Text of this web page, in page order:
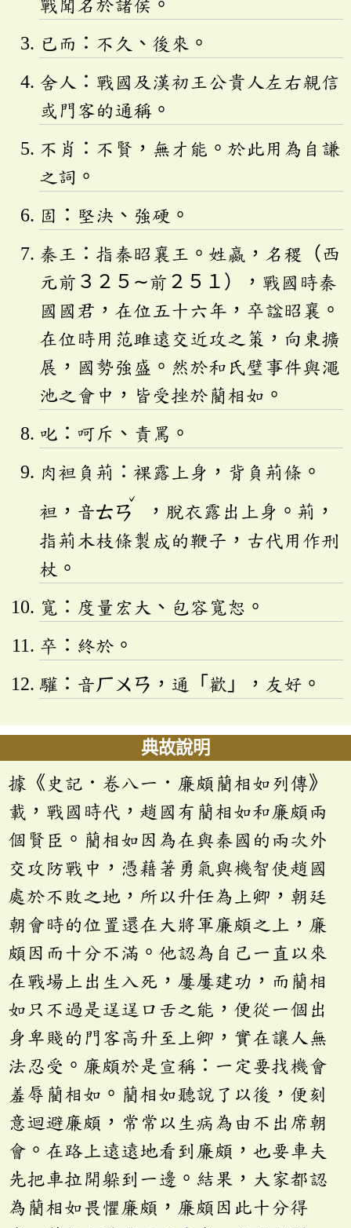
戰聞名於諸侯。
已而：不久、後來。
舍人：戰國及漢初王公貴人左右親信
或門客的通稱。
不肖：不賢，無才能。於此用為自謙
之詞。
固：堅決、強硬。
秦王：指秦昭襄王。姓嬴，名稷（西
元前３２５∼前２５１），戰國時秦
國國君，在位五十六年，卒諡昭襄。
在位時用范雎遠交近攻之策，向東擴
展，國勢強盛。然於和氏璧事件與澠
池之會中，皆受挫於藺相如。
叱：呵斥、責罵。
肉袒負荊：裸露上身，背負荊條。
袒，音ㄊㄢ
ˇ
，脫衣露出上身。荊，
指荊木枝條製成的鞭子，古代用作刑
杖。
寬：度量宏大、包容寬恕。
卒：終於。
驩：音ㄏㄨㄢ ，通「歡」，友好。
典故說明
據《史記．卷八一．廉頗藺相如列傳》
載，戰國時代，趙國有藺相如和廉頗兩
個賢臣。藺相如因為在與秦國的兩次外
交攻防戰中，憑藉著勇氣與機智使趙國
處於不敗之地，所以升任為上卿，朝廷
朝會時的位置還在大將軍廉頗之上，廉
頗因而十分不滿。他認為自己一直以來
在戰場上出生入死，屢屢建功，而藺相
如只不過是逞逞口舌之能，便從一個出
身卑賤的門客高升至上卿，實在讓人無
法忍受。廉頗於是宣稱：一定要找機會
羞辱藺相如。藺相如聽說了以後，便刻
意迴避廉頗，常常以生病為由不出席朝
會。在路上遠遠地看到廉頗，也要車夫
先把車拉開躲到一邊。結果，大家都認
為藺相如畏懼廉頗，廉頗因此十分得